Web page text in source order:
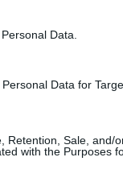
Data.
Data for
Retention, Sale, and/
with the Purposes
6-10 éves
már több mint
a
várják a Kajla-
utazás Kajla